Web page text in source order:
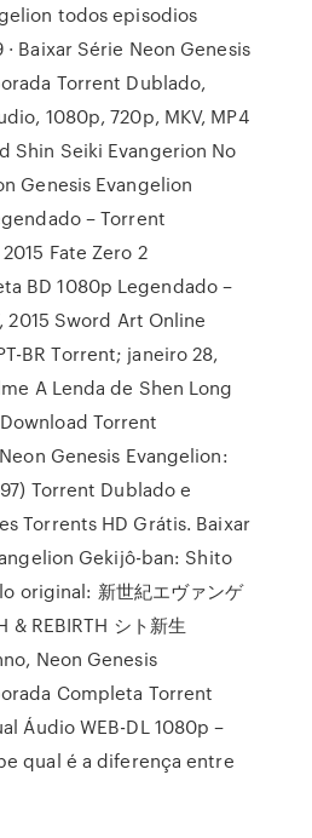
todos episodios
Baixar Série Neon Genesis
Torrent Dublado,
1080p, 720p, MKV, MP4
Shin Seiki Evangerion No
Genesis Evangelion
– Torrent
Fate Zero 2
BD 1080p Legendado –
Sword Art Online
BR Torrent; janeiro 28,
A Lenda de Shen Long
Torrent
Genesis Evangelion:
Torrent Dublado e
Torrents HD Grátis. Baixar
Gekijô-ban: Shito
original: 新世紀エヴァンゲ
& REBIRTH シト新生
Neon Genesis
Completa Torrent
Áudio WEB-DL 1080p –
qual é a diferença entre